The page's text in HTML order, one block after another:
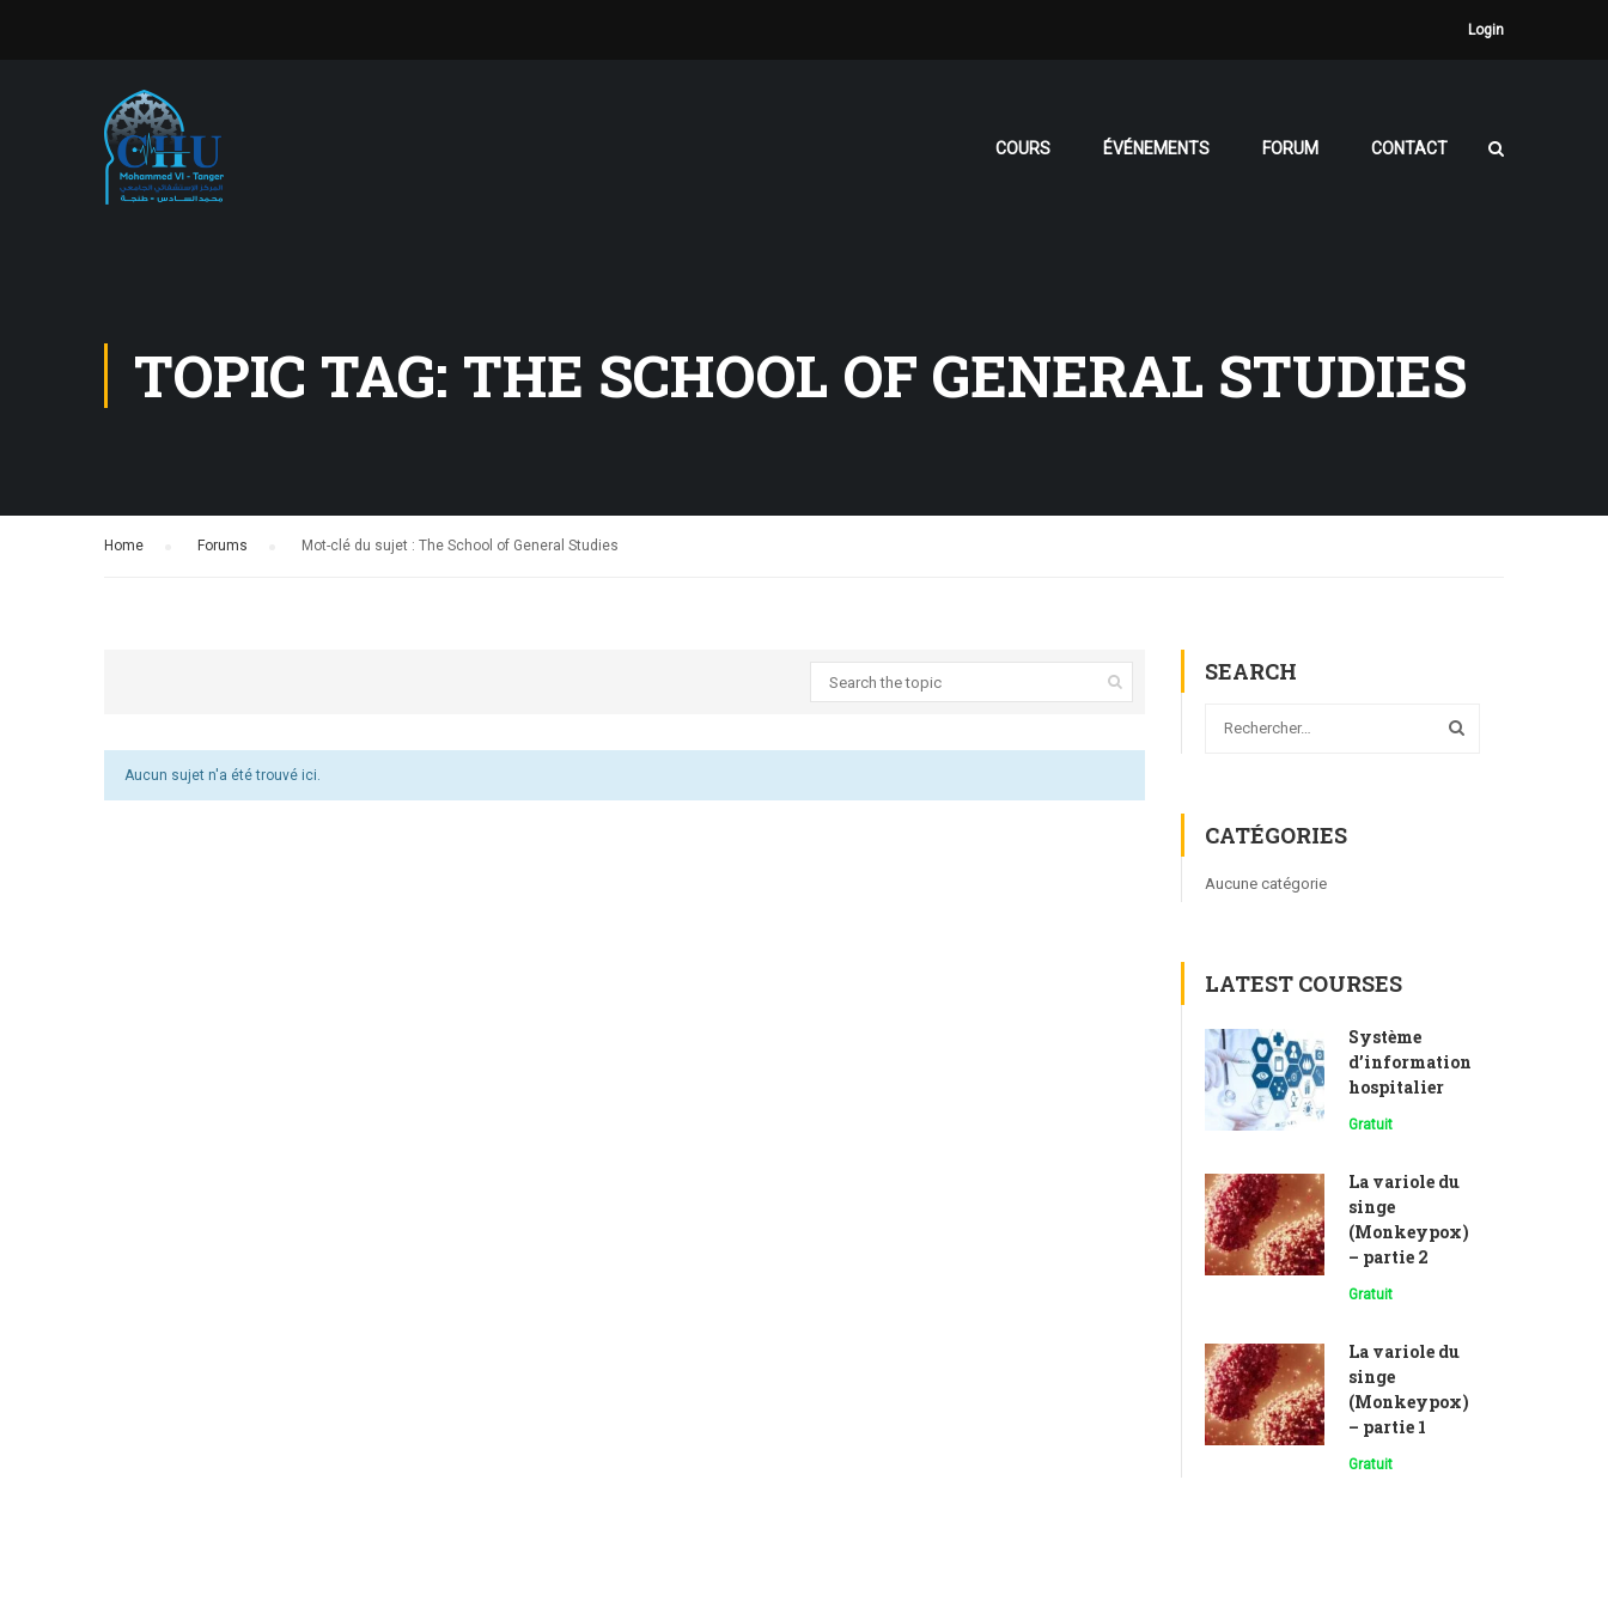
Login
COURS ÉVÉNEMENTS FORUM CONTACT
TOPIC TAG: THE SCHOOL OF GENERAL STUDIES
Home Forums Mot-clé du sujet : The School of General Studies
Aucun sujet n'a été trouvé ici.
SEARCH
CATÉGORIES
Aucune catégorie
LATEST COURSES
Système
d’information
hospitalier
Gratuit
La variole du
singe
(Monkeypox)
– partie 2
Gratuit
La variole du
singe
(Monkeypox)
– partie 1
Gratuit